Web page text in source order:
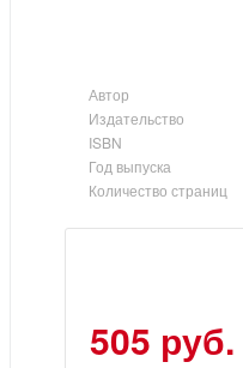
Автор
Издательство
ISBN
Год выпуска
Количество страниц
505 руб.